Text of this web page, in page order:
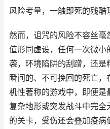
风险考量，一触即死的残酷
然而，诅咒的风险不容丝
值形同虚设，任何一次微
袭，环境陷阱的刮蹭，还
瞬间的、不可挽回的死亡
机性著称的游戏中，即便
复杂地形或突发战斗中完全
的关卡，受伤还会叠加疫